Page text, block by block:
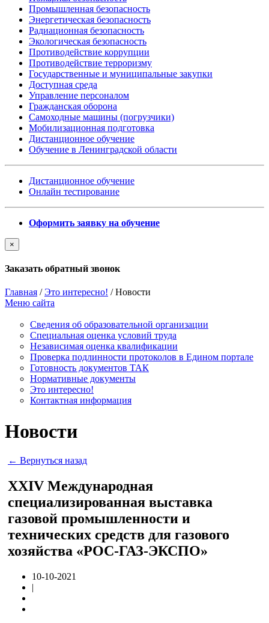
Промышленная безопасность
Энергетическая безопасность
Радиационная безопасность
Экологическая безопасность
Противодействие коррупции
Противодействие терроризму
Государственные и муниципальные закупки
Доступная среда
Управление персоналом
Гражданская оборона
Самоходные машины (погрузчики)
Мобилизационная подготовка
Дистанционное обучение
Обучение в Ленинградской области
Дистанционное обучение
Онлайн тестирование
Оформить заявку на обучение
×
Заказать обратный звонок
Главная /Это интересно! /Новости
Меню сайта
Сведения об образовательной организации
Cпециальная оценка условий труда
Независимая оценка квалификации
Проверка подлинности протоколов в Едином портале
Готовность документов ТАК
Нормативные документы
Это интересно!
Контактная информация
Новости
← Вернуться назад
XXIV Международная
специализированная выставка
газовой промышленности и
технических средств для газового
хозяйства «РОС-ГАЗ-ЭКСПО»
10-10-2021
|